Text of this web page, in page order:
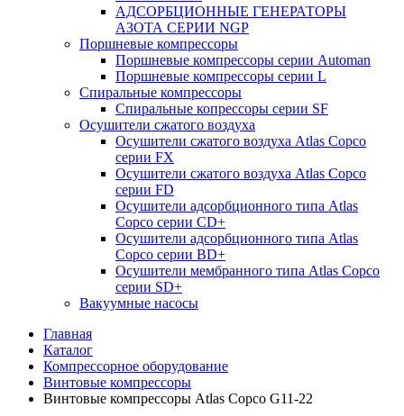
АДСОРБЦИОННЫЕ ГЕНЕРАТОРЫ
АЗОТА СЕРИИ NGP
Поршневые компрессоры
Поршневые компрессоры серии Automan
Поршневые компрессоры серии L
Спиральные компрессоры
Спиральные копрессоры серии SF
Осушители сжатого воздуха
Осушители сжатого воздуха Atlas Copco
серии FX
Осушители сжатого воздуха Atlas Copco
серии FD
Осушители адсорбционного типа Atlas
Copco серии СD+
Осушители адсорбционного типа Atlas
Copco серии BD+
Осушители мембранного типа Atlas Copco
серии SD+
Вакуумные насосы
Главная
Каталог
Компрессорное оборудование
Винтовые компрессоры
Винтовые компрессоры Atlas Copco G11-22